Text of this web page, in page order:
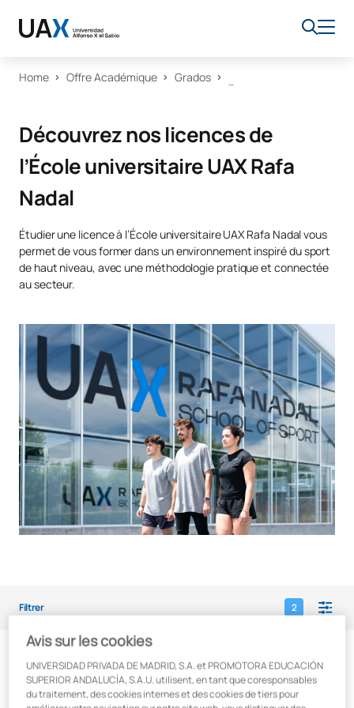
Home Offre Académique Grados
Découvrez nos licences de
l’École universitaire UAX Rafa
Nadal
Étudier une licence à l’École universitaire UAX Rafa Nadal vous
permet de vous former dans un environnement inspiré du sport
de haut niveau, avec une méthodologie pratique et connectée
au secteur.
Filtrer 2
7diplômes
Avis sur les cookies
UNIVERSIDAD PRIVADA DE MADRID, S.A. et PROMOTORA EDUCACIÓN
SUPERIOR ANDALUCÍA, S.A.U. utilisent, en tant que coresponsables
du traitement, des cookies internes et des cookies de tiers pour